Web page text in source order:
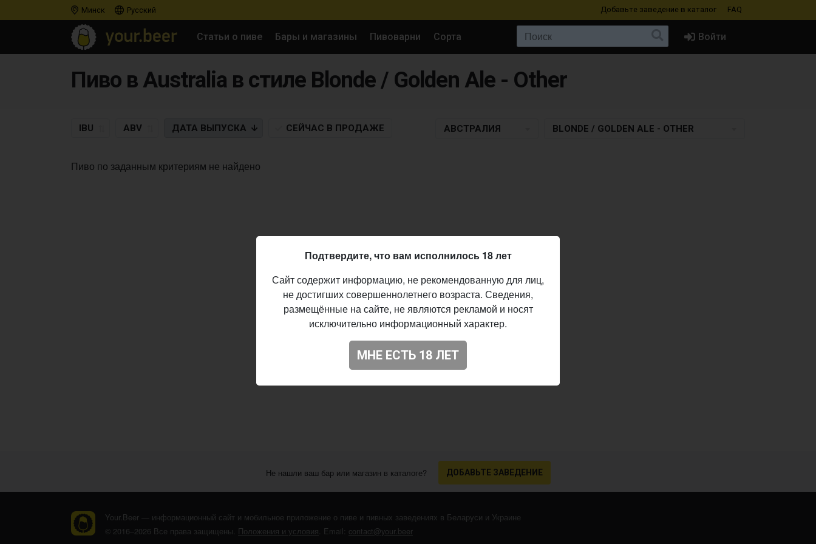
Минск Русский Добавьте заведение в каталог FAQ
Статьи о пиве Бары и магазины Пивоварни Сорта Войти
Пиво в Australia в стиле Blonde / Golden Ale - Other
IBU ABV ДАТА ВЫПУСКА СЕЙЧАС В ПРОДАЖЕ АВСТРАЛИЯ BLONDE / GOLDEN ALE - OTHER
Пиво по заданным критериям не найдено
Не нашли ваш бар или магазин в каталоге? ДОБАВЬТЕ ЗАВЕДЕНИЕ
Your.Beer — информационный сайт и мобильное приложение о пиве и пивных заведениях в Беларуси и Украине
© 2016–2026 Все права защищены. Положения и условия. Email: contact@your.beer
Подтвердите, что вам исполнилось 18 лет
Сайт содержит информацию, не рекомендованную для лиц,
не достигших совершеннолетнего возраста. Сведения,
размещённые на сайте, не являются рекламой и носят
исключительно информационный характер.
МНЕ ЕСТЬ 18 ЛЕТ